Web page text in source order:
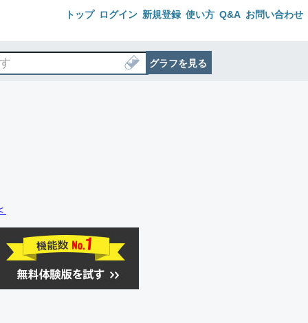
トップ ログイン 新規登録 使い方 Q&A お問い合わせ
グラフを見る